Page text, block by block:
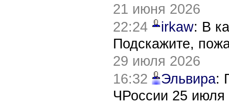
21 июня 2026
22:24
irkaw: В
Подскажите,
29 июля 2026
16:32
Эльвира:
ЧРоссии 25 июля